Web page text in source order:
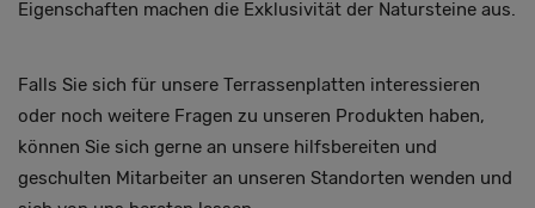
Eigenschaften machen die Exklusivität der Natursteine aus.
Falls Sie sich für unsere Terrassenplatten interessieren
oder noch weitere Fragen zu unseren Produkten haben,
können Sie sich gerne an unsere hilfsbereiten und
geschulten Mitarbeiter an unseren Standorten wenden und